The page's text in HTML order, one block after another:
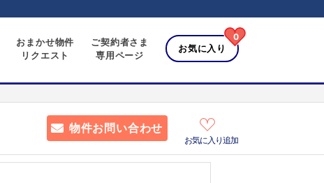
おまかせ物件
リクエスト
ご契約者さま
専用ページ
お気に入り
0
物件お問い合わせ
お気に入り追加